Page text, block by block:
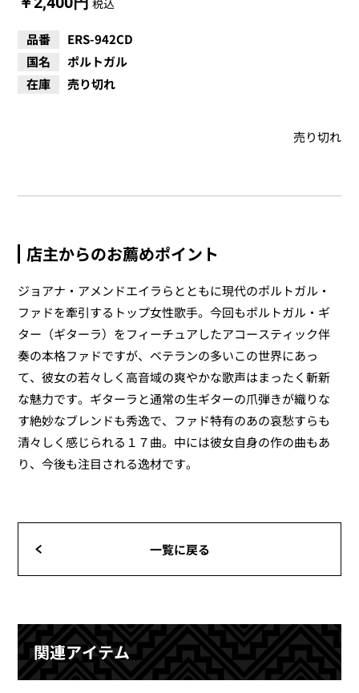
品番
ERS-942CD
国名
ポルトガル
在庫
売り切れ
売り切れ
店主からのお薦めポイント
ジョアナ・アメンドエイラらとともに現代のポルトガル・
ファドを牽引するトップ女性歌手。今回もポルトガル・ギ
ター（ギターラ）をフィーチュアしたアコースティック伴
奏の本格ファドですが、ベテランの多いこの世界にあっ
て、彼女の若々しく高音域の爽やかな歌声はまったく斬新
な魅力です。ギターラと通常の生ギターの爪弾きが織りな
す絶妙なブレンドも秀逸で、ファド特有のあの哀愁すらも
清々しく感じられる１７曲。中には彼女自身の作の曲もあ
り、今後も注目される逸材です。
一覧に戻る
関連アイテム